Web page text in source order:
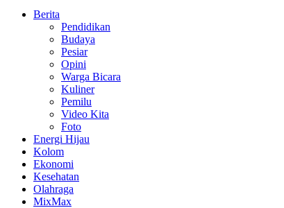
Berita
Pendidikan
Budaya
Pesiar
Opini
Warga Bicara
Kuliner
Pemilu
Video Kita
Foto
Energi Hijau
Kolom
Ekonomi
Kesehatan
Olahraga
MixMax